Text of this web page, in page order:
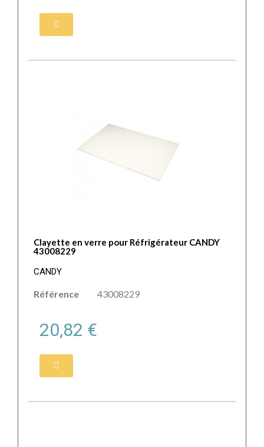
Clayette en verre pour Réfrigérateur CANDY
43008229
CANDY
Référence 43008229
20,82 €